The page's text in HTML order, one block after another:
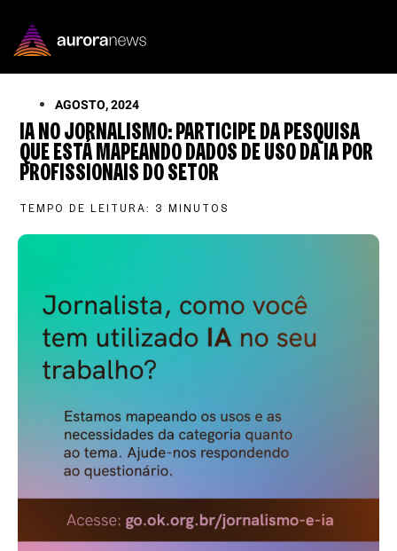
AGOSTO, 2024
IA NO JORNALISMO: PARTICIPE DA PESQUISA
QUE ESTÁ MAPEANDO DADOS DE USO DA IA POR
PROFISSIONAIS DO SETOR
TEMPO DE LEITURA: 3 MINUTOS